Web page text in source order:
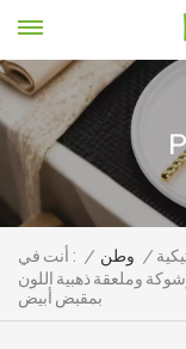
أنت في : / وطن /
وملعقة ذهبية اللون
بمقبض أبيض